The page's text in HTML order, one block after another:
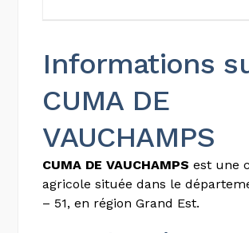
Informations
CUMA DE
VAUCHAMPS
CUMA DE VAUCHAMPS est une
agricole située dans le
– 51, en région Grand Est.